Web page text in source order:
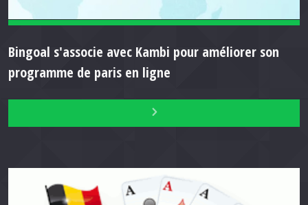
Bingoal s'associe avec Kambi pour améliorer son
programme de paris en ligne